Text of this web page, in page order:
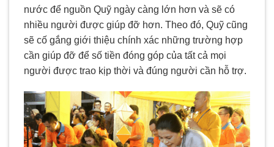
nước để nguồn Quỹ ngày càng lớn hơn và sẽ có
nhiều người được giúp đỡ hơn. Theo đó, Quỹ cũng
sẽ cố gắng giới thiệu chính xác những trường hợp
cần giúp đỡ để số tiền đóng góp của tất cả mọi
người được trao kịp thời và đúng người cần hỗ trợ.